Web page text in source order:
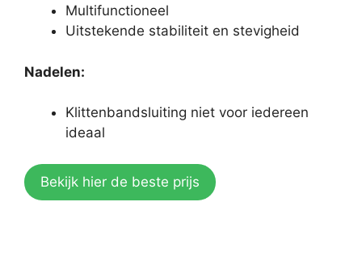
Multifunctioneel
Uitstekende stabiliteit en stevigheid
Nadelen:
Klittenbandsluiting niet voor iedereen
ideaal
Bekijk hier de beste prijs